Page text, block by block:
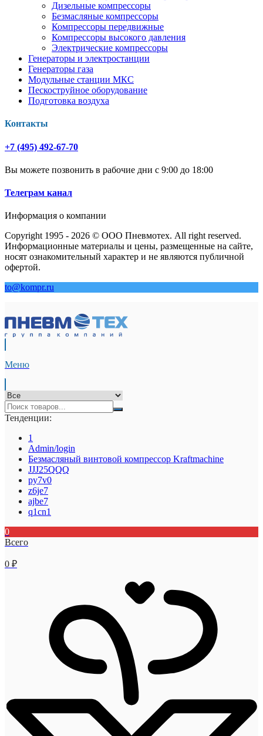
Дизельные компрессоры
Безмасляные компрессоры
Компрессоры передвижные
Компрессоры высокого давления
Электрические компрессоры
Генераторы и электростанции
Генераторы газа
Модульные станции МКС
Пескоструйное оборудование
Подготовка воздуха
Контакты
+7 (495) 492-67-70
Вы можете позвонить в рабочие дни с 9:00 до 18:00
Телеграм канал
Информация о компании
Copyright 1995 - 2026 © ООО Пневмотех. All right reserved.
Информационные материалы и цены, размещенные на сайте,
носят ознакомительный характер и не являются публичной
офертой.
to@kompr.ru
Меню
Тенденции:
1
Admin/login
Безмасляный винтовой компрессор Kraftmaсhine
JJJ25QQQ
py7v0
z6je7
ajbe7
q1cn1
0
Всего
0 ₽